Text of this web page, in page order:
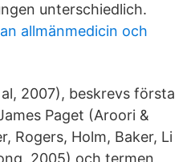
unterschiedlich.
allmänmedicin och
2007), beskrevs första
Paget (Aroori &
Rogers, Holm, Baker, Li
2005) och termen